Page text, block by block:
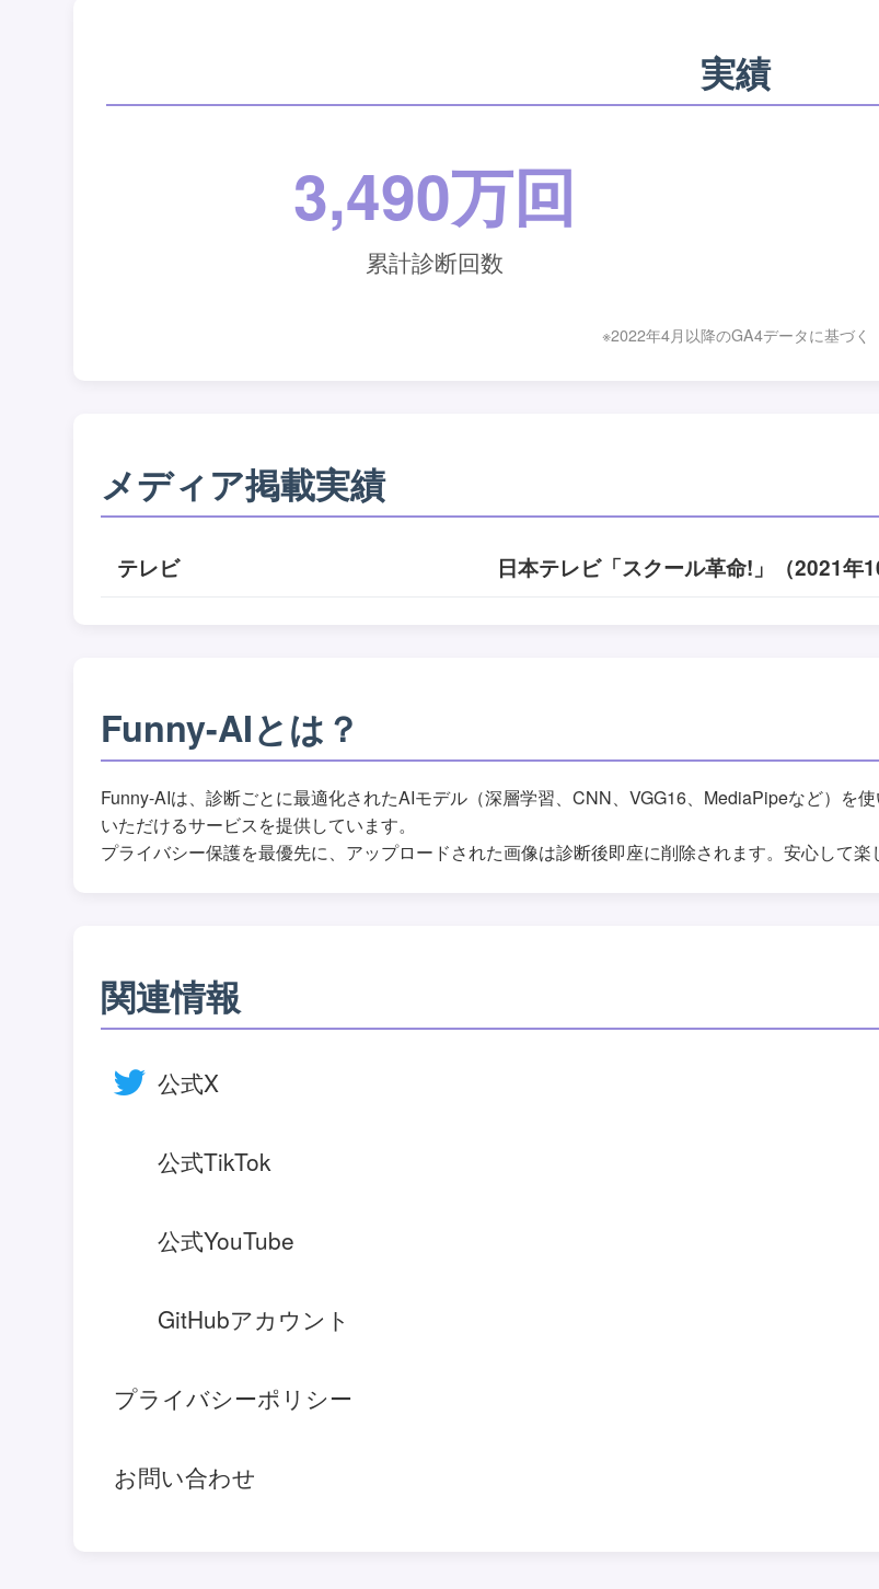
実績
3,490万回
累計診断回数
※2022年4月以降のGA4データに基づく
メディア掲載実績
テレビ 日本テレビ「スクール革命!」（2021
Funny-AIとは？
Funny-AIは、診断ごとに最適化されたAIモデル（深層学習、CNN、VGG16、MediaPipeなど）を
いただけるサービスを提供しています。
プライバシー保護を最優先に、アップロードされた画像は診断後即座に削除されます。安心して楽
関連情報
公式X
公式TikTok
公式YouTube
GitHubアカウント
プライバシーポリシー
お問い合わせ